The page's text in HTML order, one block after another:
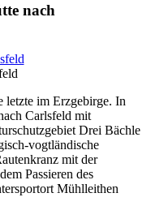
nach
letzte im Erzgebirge. In
Carlsfeld mit
Drei Bächle
vogtländische
mit der
Passieren des
Mühlleithen